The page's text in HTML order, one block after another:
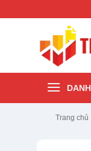
Trang chủ